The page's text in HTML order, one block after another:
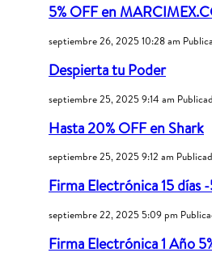
5% OFF en
septiembre 26, 2025 10:28 am
Despierta tu Poder
septiembre 25, 2025 9:14 am
Hasta 20% OFF en Shark
septiembre 25, 2025 9:12 am
Firma Electrónica 15 días
septiembre 22, 2025 5:09 pm
Firma Electrónica 1 Año